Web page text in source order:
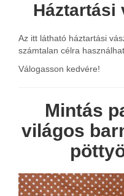
Háztartási
Az itt látható háztartási
számtalan célra
Válogasson kedvére!
Mintás
világos